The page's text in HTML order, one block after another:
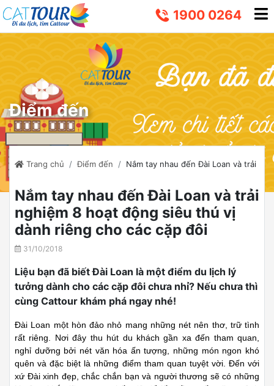
1900 0264
Điểm đến
Trang chủ Điểm đến Nắm tay nhau đến Đài Loan và trải
Nắm tay nhau đến Đài Loan và trải
nghiệm 8 hoạt động siêu thú vị
dành riêng cho các cặp đôi
31/10/2018
Liệu bạn đã biết Đài Loan là một điểm du lịch lý
tưởng dành cho các cặp đôi chưa nhỉ? Nếu chưa thì
cùng Cattour khám phá ngay nhé!
Đài Loan một hòn đảo nhỏ mang những nét nên thơ, trữ tình
rất riêng. Nơi đây thu hút du khách gần xa đến tham quan,
nghỉ dưỡng bởi nét văn hóa ấn tượng, những món ngon khó
quên và đặc biệt là những điểm tham quan tuyệt vời. Đến với
xứ Đài xinh đẹp, chắc chắn bạn và người thương sẽ có những